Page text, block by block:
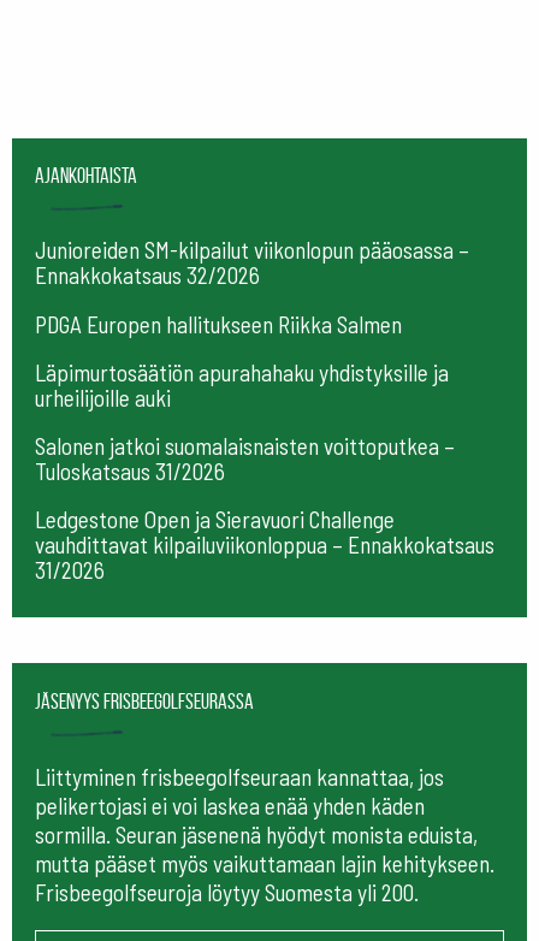
Ajankohtaista
Junioreiden SM-kilpailut viikonlopun pääosassa –
Ennakkokatsaus 32/2026
PDGA Europen hallitukseen Riikka Salmen
Läpimurtosäätiön apurahahaku yhdistyksille ja
urheilijoille auki
Salonen jatkoi suomalaisnaisten voittoputkea –
Tuloskatsaus 31/2026
Ledgestone Open ja Sieravuori Challenge
vauhdittavat kilpailuviikonloppua – Ennakkokatsaus
31/2026
Jäsenyys frisbeegolfseurassa
Liittyminen frisbeegolfseuraan kannattaa, jos
pelikertojasi ei voi laskea enää yhden käden
sormilla. Seuran jäsenenä hyödyt monista eduista,
mutta pääset myös vaikuttamaan lajin kehitykseen.
Frisbeegolfseuroja löytyy Suomesta yli 200.